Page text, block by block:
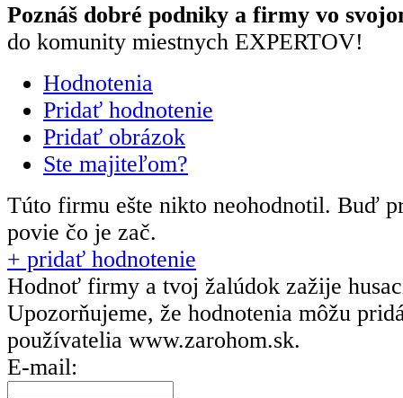
Poznáš dobré podniky a firmy vo
do komunity miestnych EXPERTOV!
Hodnotenia
Pridať hodnotenie
Pridať obrázok
Ste majiteľom?
Túto firmu ešte nikto neohodnotil. Buď
povie čo je zač.
+ pridať hodnotenie
Hodnoť firmy a tvoj žalúdok zažije
Upozorňujeme, že hodnotenia môžu
používatelia www.zarohom.sk.
E-mail: